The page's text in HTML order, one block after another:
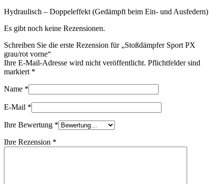
Hydraulisch – Doppeleffekt (Gedämpft beim Ein- und Ausfedern)
Es gibt noch keine Rezensionen.
Schreiben Sie die erste Rezension für „Stoßdämpfer Sport PX
grau/rot vorne“
Ihre E-Mail-Adresse wird nicht veröffentlicht. Pflichtfelder sind
markiert *
Name *
E-Mail *
Ihre Bewertung *
Ihre Rezension *